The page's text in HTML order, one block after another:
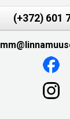
(+372) 601